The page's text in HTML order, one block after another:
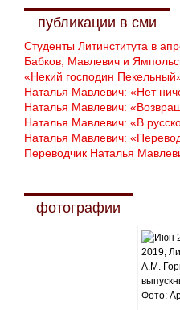
публикации в сми
Студенты Литинститута в
Бабков, Мавлевич и
«Некий господин
Наталья Мавлевич: «Нет
Наталья Мавлевич:
Наталья Мавлевич: «В
Наталья Мавлевич:
Переводчик Наталья
фотографии